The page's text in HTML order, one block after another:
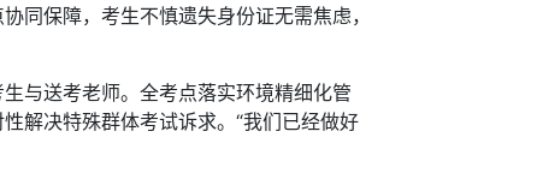
同保障，考生不慎遗失身份证无需焦虑，
与送考老师。全考点落实环境精细化管
解决特殊群体考试诉求。“我们已经做好